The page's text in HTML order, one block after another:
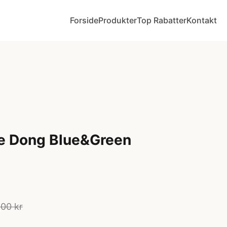
ForsideProdukterTop RabatterKontakt
Dong Blue&Green
kr